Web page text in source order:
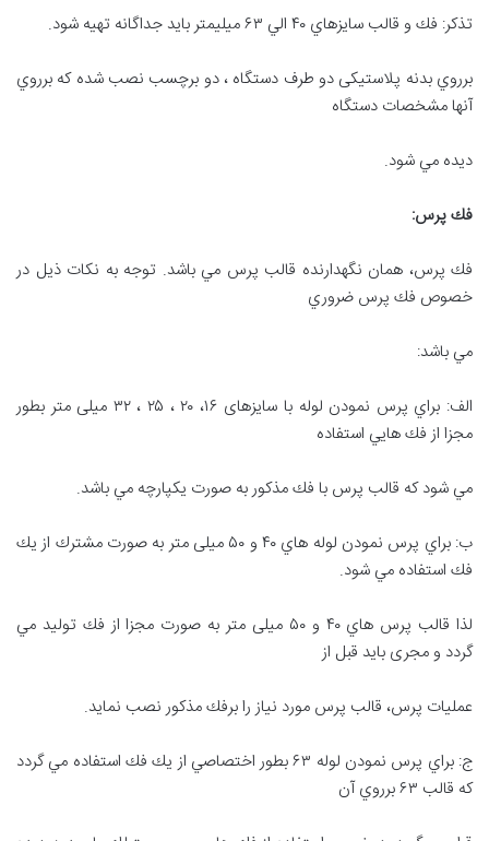
تذكر: فك و قالب سايزهاي ۴۰ الي ۶۳ ميليمتر بايد جداگانه تهيه شود.
برروي بدنه پلاستیكی دو طرف دستگاه ، دو برچسب نصب شده كه برروي
آنها مشخصات دستگاه
ديده مي شود.
فك پرس:
فك پرس، همان نگهدارنده قالب پرس مي باشد. توجه به نكات ذيل در
خصوص فك پرس ضروري
مي باشد:
الف: براي پرس نمودن لوله با سايزهای ۱۶، ۲۰ ، ۲۵ ، ۳۲ میلی متر بطور
مجزا از فك هایي استفاده
مي شود كه قالب پرس با فك مذكور به صورت یکپارچه مي باشد.
ب: براي پرس نمودن لوله هاي ۴۰ و ۵۰ میلی متر به صورت مشترك از يك
فك استفاده مي شود.
لذا قالب پرس هاي ۴۰ و ۵۰ میلی متر به صورت مجزا از فك توليد مي
گردد و مجری بايد قبل از
عمليات پرس، قالب پرس مورد نياز را برفك مذكور نصب نمايد.
ج: براي پرس نمودن لوله ۶۳ بطور اختصاصي از يك فك استفاده مي گردد
كه قالب ۶۳ برروي آن